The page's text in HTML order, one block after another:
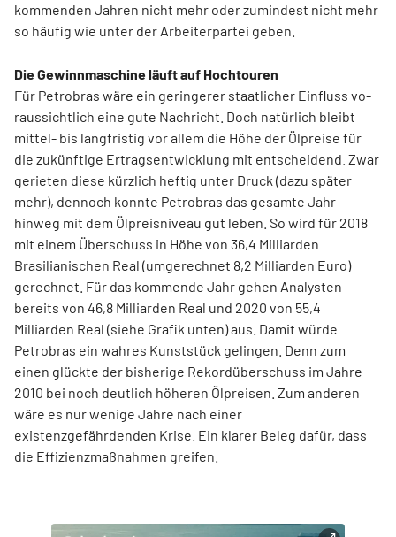
kommenden Jahren nicht mehr oder zumindest nicht mehr
so häufig wie unter der Arbeiterpartei geben.
Die Gewinnmaschine läuft auf Hochtouren
Für Petrobras wäre ein geringerer staatlicher Einfluss vo­
raussichtlich eine gute Nachricht. Doch natürlich bleibt
mittel- bis langfristig vor allem die Höhe der Ölpreise für
die zukünftige Ertragsentwicklung mit entscheidend. Zwar
gerieten diese kürzlich heftig unter Druck (dazu später
mehr), dennoch konnte Petrobras das gesamte Jahr
hinweg mit dem Ölpreisniveau gut leben. So wird für 2018
mit einem Überschuss in Höhe von 36,4 Milliarden
Brasilianischen Real (umgerechnet 8,2 Milliarden Euro)
gerechnet. Für das kommende Jahr gehen Analysten
bereits von 46,8 Milliarden Real und 2020 von 55,4
Milliarden Real (siehe Grafik unten) aus. Damit würde
Petrobras ein wahres Kunststück gelingen. Denn zum
einen glückte der bisherige Rekordüberschuss im Jahre
2010 bei noch deutlich höheren Ölpreisen. Zum anderen
wäre es nur wenige Jahre nach einer
existenzgefährdenden Krise. Ein klarer Beleg dafür, dass
die Effizienzmaßnahmen greifen.